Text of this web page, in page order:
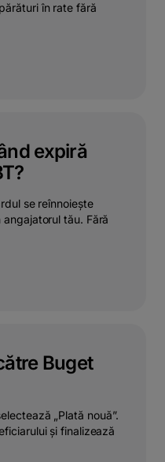
în rate fără
expiră
se reînnoiește
tău. Fără
Buget
„Plată nouă”.
și finalizează